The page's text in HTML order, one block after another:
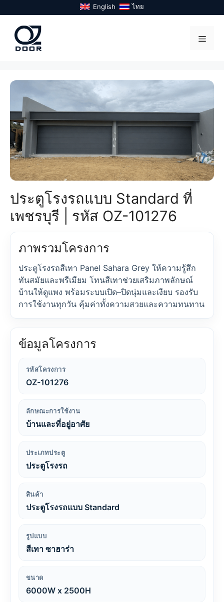
to
content
English ไทย
ประตูโรงรถแบบ Standard ที่
เพชรบุรี | รหัส OZ-101276
ภาพรวมโครงการ
ประตูโรงรถสีเทา Panel Sahara Grey ให้ความรู้สึก
ทันสมัยและพรีเมียม โทนสีเทาช่วยเสริมภาพลักษณ์
บ้านให้ดูแพง พร้อมระบบเปิด–ปิดนุ่มและเงียบ รองรับ
การใช้งานทุกวัน คุ้มค่าทั้งความสวยและความทนทาน
ข้อมูลโครงการ
รหัสโครงการ
OZ-101276
ลักษณะการใช้งาน
บ้านและที่อยู่อาศัย
ประเภทประตู
ประตูโรงรถ
สินค้า
ประตูโรงรถแบบ Standard
รูปแบบ
สีเทา ซาฮาร่า
ขนาด
6000W x 2500H